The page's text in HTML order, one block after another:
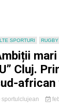
SPORTURI RUGBY
Cluj.
african
sportulclujean